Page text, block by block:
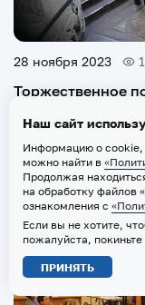
28 ноября 2023
Торжественное
психология»,
Университет
Наш сайт
Информацию о cookie,
можно найти в
Продолжая
на обработку файлов
ознакомления с
Если вы не хотите,
пожалуйста, покиньте
ПРИНЯТЬ